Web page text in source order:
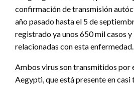
confirmación de transmisión
año pasado hasta el 5 de
registrado ya unos 650 mil casos
relacionadas con esta enfermedad.
Ambos virus son transmitidos por
Aegypti, que está presente en casi